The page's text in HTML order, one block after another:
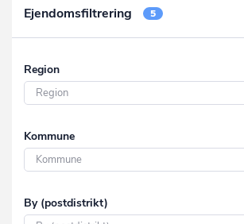
Identificer salgsklare kundeemner
Ejendomsfiltrering 5
Region
Region Midtjylland
Region Nordjylland
Region Syddanmark
Kommune
Aalborg
By (postdistrikt)